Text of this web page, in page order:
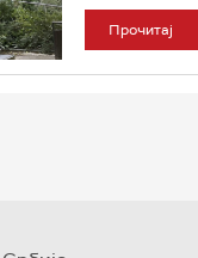
Прочитај